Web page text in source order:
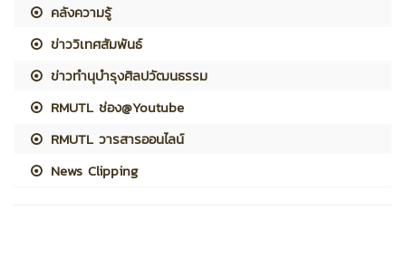
คลังความรู้
ข่าววิเทศสัมพันธ์
ข่าวทำนุบำรุงศิลปวัฒนธรรม
RMUTL ช่อง@Youtube
RMUTL วารสารออนไลน์
News Clipping